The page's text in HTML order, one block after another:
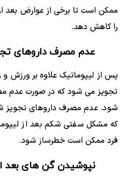
ممکن است تا برخی از عوارض
را کاهش دهد.
عدم مصرف داروهای
پس از لیپوماتیک علاوه بر ورزش و
تجویز می شود که در صورت
شود. عدم مصرف داروهای تجویز
که مشکل سفتی شکم بعد از
فرد ممکن است خطرساز شود.
نپوشیدن گن های بعد